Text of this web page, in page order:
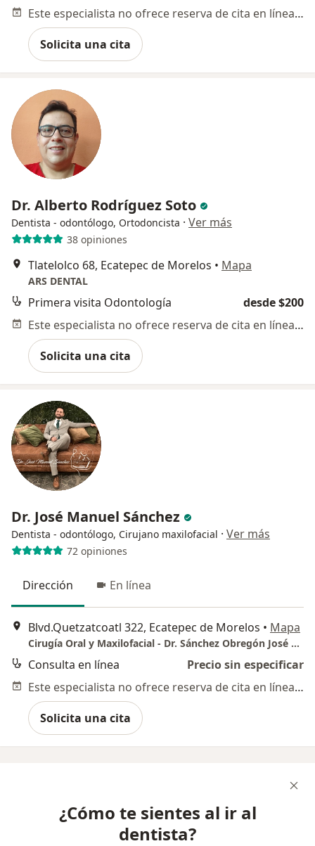
Este especialista no ofrece reserva de cita en línea en esta dirección.
Solicita una cita
Dr. Alberto Rodríguez Soto
Dentista - odontólogo, Ortodoncista · Ver más
38 opiniones
Tlatelolco 68, Ecatepec de Morelos • Mapa
ARS DENTAL
Primera visita Odontología
desde $200
Este especialista no ofrece reserva de cita en línea en esta dirección.
Solicita una cita
Dr. José Manuel Sánchez
Dentista - odontólogo, Cirujano maxilofacial · Ver más
72 opiniones
Dirección En línea
Blvd.Quetzatcoatl 322, Ecatepec de Morelos • Mapa
Cirugía Oral y Maxilofacial - Dr. Sánchez Obregón José Manuel
Consulta en línea
Precio sin especificar
Este especialista no ofrece reserva de cita en línea en esta dirección.
Solicita una cita
¿Cómo te sientes al ir al
dentista?